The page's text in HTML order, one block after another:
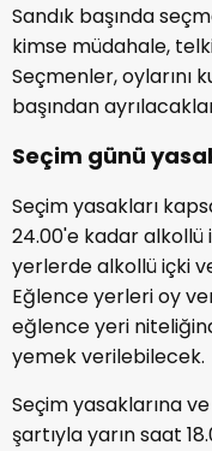
Sandık başında
kimse müdahale,
Seçmenler, oylarını
başından
Seçim günü
Seçim yasakları
24.00'e kadar alkollü
yerlerde alkollü içki
Eğlence yerleri oy
eğlence yeri
yemek verilebilecek.
Seçim yasaklarına
şartıyla yarın saat